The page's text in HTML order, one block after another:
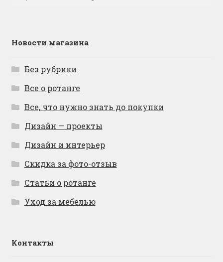
Новости магазина
Без рубрики
Все о ротанге
Все, что нужно знать до покупки
Дизайн — проекты
Дизайн и интерьер
Скидка за фото-отзыв
Статьи о ротанге
Уход за мебелью
Контакты